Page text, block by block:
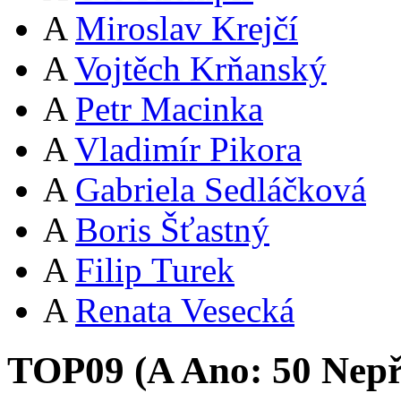
A Miroslav Krejčí
A Vojtěch Krňanský
A Petr Macinka
A Vladimír Pikora
A Gabriela Sedláčková
A Boris Šťastný
A Filip Turek
A Renata Vesecká
TOP09 (AAno: 50